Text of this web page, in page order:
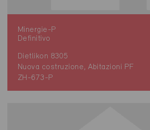
Minergie-P
Definitivo
Dietlikon 8305
Nuova costruzione, Abitazioni PF
ZH-673-P